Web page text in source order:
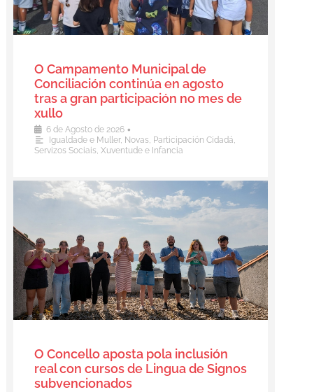
O Campamento Municipal de
Conciliación continúa en agosto
tras a gran participación no mes de
xullo
6 de Agosto de 2026 •
Igualdade e Muller, Novas Participación Cidadá
Servizos Sociais Xuventude e Infancia
O Concello aposta pola inclusión
real con cursos de Lingua de Signos
subvencionados